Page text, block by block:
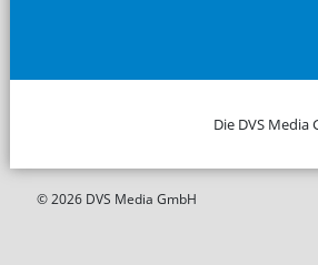
Die DVS
© 2026 DVS Media GmbH